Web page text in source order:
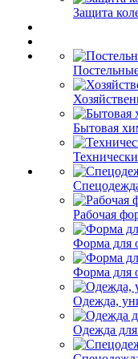
Защита
Бытовая
Рабочая
Форма для
Форма для
Одежда,
Одежда